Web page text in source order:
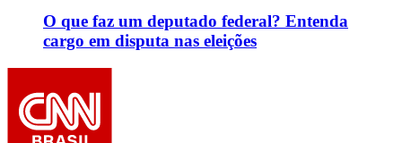
O que faz um deputado federal? Entenda
cargo em disputa nas eleições